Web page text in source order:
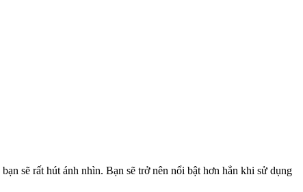
sẽ rất hút ánh nhìn. Bạn sẽ trở nên nổi bật hơn hẳn khi sử dụng